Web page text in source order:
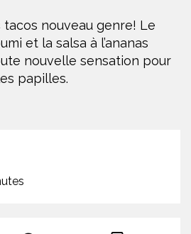
nouveau genre! Le
et la salsa à l’ananas
nouvelle sensation pour
papilles.